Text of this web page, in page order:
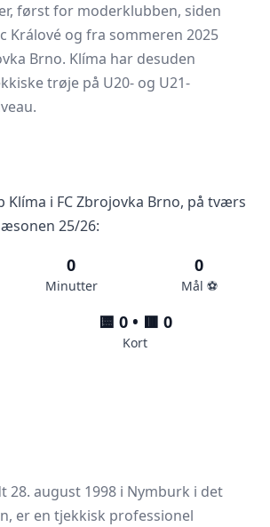
først for moderklubben, siden
Králové og fra sommeren 2025
Brno. Klíma har desuden
trøje på U20- og U21-
Klíma i FC Zbrojovka Brno, på tværs
25/26:
0
Minutter
0
Mål ⚽️
🟨 0 • 🟥 0
Kort
28. august 1998 i Nymburk i det
er en tjekkisk professionel